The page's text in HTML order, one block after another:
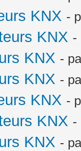
KNX -
KNX -
KNX -
KNX -
KNX -
KNX -
KNX -